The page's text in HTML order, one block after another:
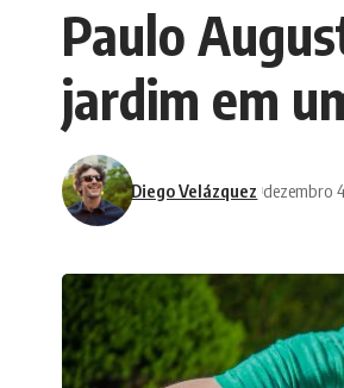
Paulo
jardim em
Diego Velázquez dezembro